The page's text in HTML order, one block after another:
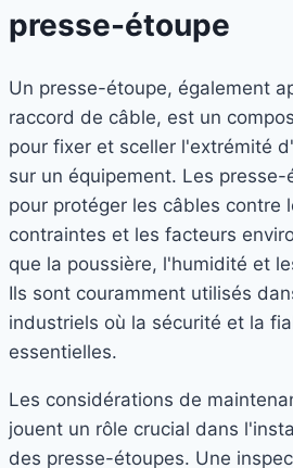
presse-étoupe
Un presse-étoupe, également
raccord de câble, est un
pour fixer et sceller l'extrémité
sur un équipement. Les
pour protéger les câbles contre
contraintes et les facteurs
que la poussière, l'humidité et
Ils sont couramment utilisés
industriels où la sécurité et la
essentielles.
Les considérations de
jouent un rôle crucial dans
des presse-étoupes. Une